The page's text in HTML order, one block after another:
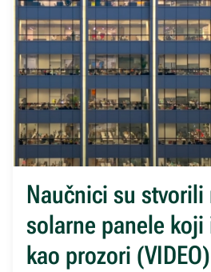
Naučnici su
solarne panele koji
kao prozori (VIDEO)